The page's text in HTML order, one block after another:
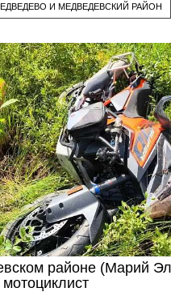
И МЕДВЕДЕВСКИЙ РАЙОН
районе (Марий